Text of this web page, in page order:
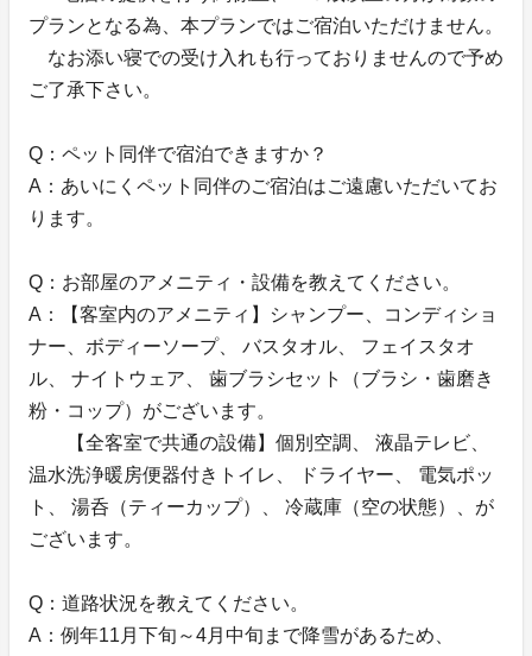
プランとなる為、本プランではご宿泊いただけません。
なお添い寝での受け入れも行っておりませんので予め
ご了承下さい。
Q：ペット同伴で宿泊できますか？
A：あいにくペット同伴のご宿泊はご遠慮いただいてお
ります。
Q：お部屋のアメニティ・設備を教えてください。
A：【客室内のアメニティ】シャンプー、コンディショ
ナー、ボディーソープ、 バスタオル、 フェイスタオ
ル、 ナイトウェア、 歯ブラシセット（ブラシ・歯磨き
粉・コップ）がございます。
【全客室で共通の設備】個別空調、 液晶テレビ、
温水洗浄暖房便器付きトイレ、 ドライヤー、 電気ポッ
ト、 湯呑（ティーカップ）、 冷蔵庫（空の状態）、が
ございます。
Q：道路状況を教えてください。
A：例年11月下旬～4月中旬まで降雪があるため、